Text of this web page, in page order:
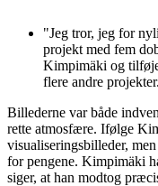
"Jeg tror, jeg for
projekt med fem
Kimpimäki og
flere andre projekter.
Billederne var både
rette atmosfære. Ifølge
visualiseringsbilleder,
for pengene. Kimpimäki
siger, at han modtog